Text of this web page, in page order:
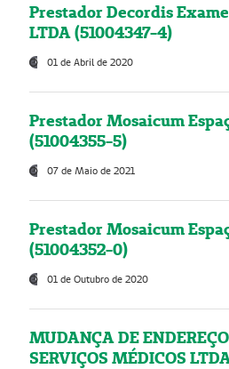
Prestador Decordis
LTDA (51004347-4)
01 de Abril de 2020
Prestador Mosaicum
(51004355-5)
07 de Maio de 2021
Prestador Mosaicum
(51004352-0)
01 de Outubro de 2020
MUDANÇA DE
SERVIÇOS MÉDICOS